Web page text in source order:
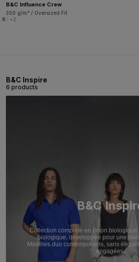
B&C Influence Crew
350 g/m² / Oversized Fit
+2
B&C Inspire
6 products
B&C
Collection complète en coton biologique
biologique, développée pour une
Modèles duo contemporains, sans
engagées.